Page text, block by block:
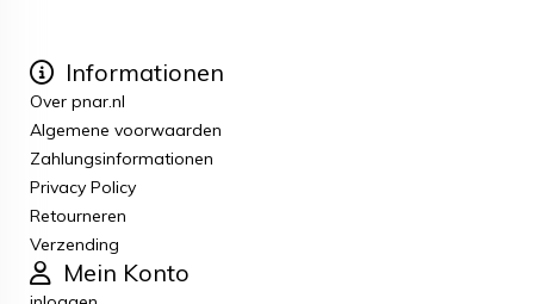
Informationen
Over pnar.nl
Algemene voorwaarden
Zahlungsinformationen
Privacy Policy
Retourneren
Verzending
Mein Konto